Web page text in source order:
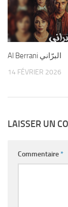
Al Berrani البرّاني
14 FÉVRIER 2026
LAISSER UN
Commentaire*